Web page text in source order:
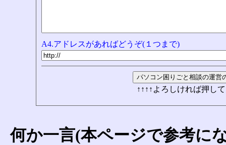
A4.アドレスがあればどうぞ(１つまで)
↑↑↑↑よろしければ押し
何か一言(本ページで参考に